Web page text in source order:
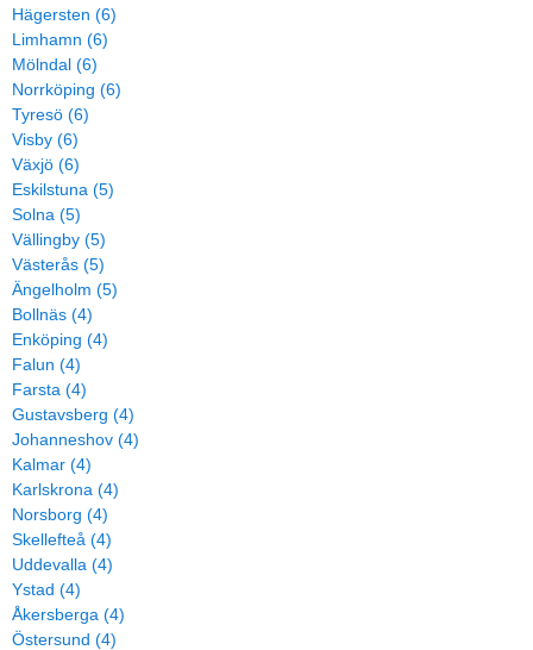
Hägersten (6)
Limhamn (6)
Mölndal (6)
Norrköping (6)
Tyresö (6)
Visby (6)
Växjö (6)
Eskilstuna (5)
Solna (5)
Vällingby (5)
Västerås (5)
Ängelholm (5)
Bollnäs (4)
Enköping (4)
Falun (4)
Farsta (4)
Gustavsberg (4)
Johanneshov (4)
Kalmar (4)
Karlskrona (4)
Norsborg (4)
Skellefteå (4)
Uddevalla (4)
Ystad (4)
Åkersberga (4)
Östersund (4)